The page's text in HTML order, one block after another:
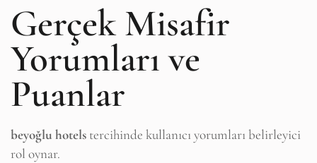
Gerçek Misafir
Yorumları ve
Puanlar
beyoğlu hotels tercihinde kullanıcı yorumları belirleyici
rol oynar.